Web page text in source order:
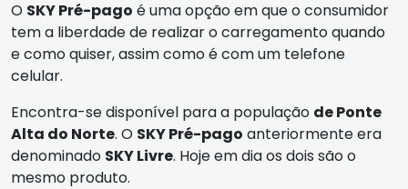
O SKY Pré-pago é uma opção em que o consumidor
tem a liberdade de realizar o carregamento quando
e como quiser, assim como é com um telefone
celular.
Encontra-se disponível para a população de Ponte
Alta do Norte. O SKY Pré-pago anteriormente era
denominado SKY Livre. Hoje em dia os dois são o
mesmo produto.